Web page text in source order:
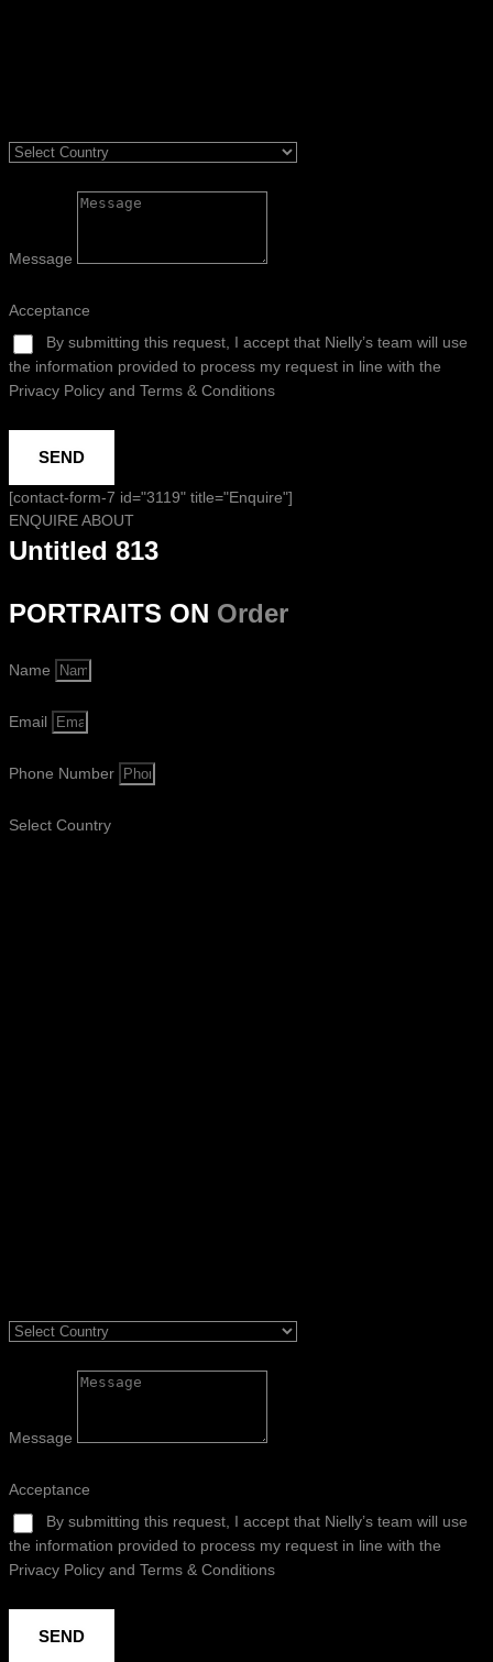
Message
Acceptance
By submitting this request, I accept that Nielly’s team will use
the information provided to process my request in line with the
Privacy Policy and Terms & Conditions
SEND
[contact-form-7 id="3119" title="Enquire"]
ENQUIRE ABOUT
Untitled 813
PORTRAITS ON Order
Name
Email
Phone Number
Select Country
Message
Acceptance
By submitting this request, I accept that Nielly’s team will use
the information provided to process my request in line with the
Privacy Policy and Terms & Conditions
SEND